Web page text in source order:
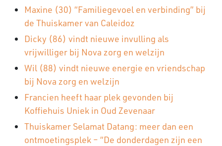
Maxine (30) “Familiegevoel en verbinding” bij
de Thuiskamer van Caleidoz
Dicky (86) vindt nieuwe invulling als
vrijwilliger bij Nova zorg en welzijn
Wil (88) vindt nieuwe energie en vriendschap
bij Nova zorg en welzijn
Francien heeft haar plek gevonden bij
Koffiehuis Uniek in Oud Zevenaar
Thuiskamer Selamat Datang: meer dan een
ontmoetingsplek – “De donderdagen zijn een